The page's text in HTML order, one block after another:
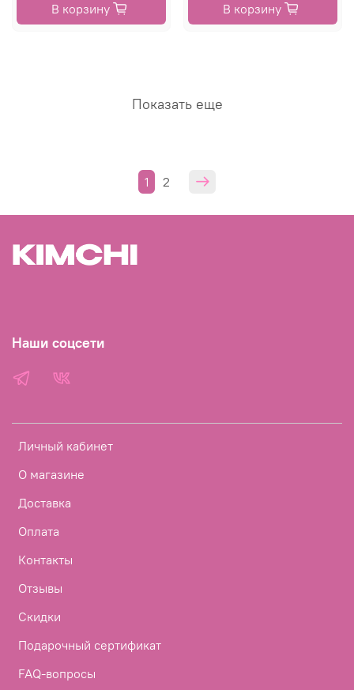
В корзину В корзину
Показать еще
1 2
Личный кабинет
О магазине
Доставка
Оплата
Контакты
Отзывы
Скидки
Подарочный сертификат
FAQ-вопросы
Наши соцсети